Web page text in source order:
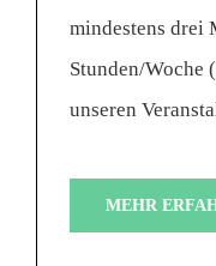
mindestens drei
Stunden/Woche
unseren
MEHR